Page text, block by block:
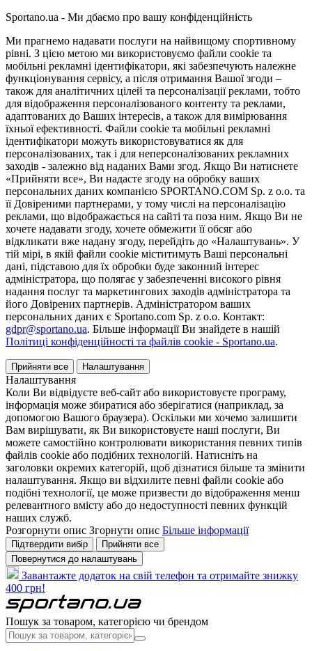
Sportano.ua - Ми дбаємо про вашу конфіденційність
Ми прагнемо надавати послуги на найвищому спортивному
рівні. З цією метою ми використовуємо файли cookie та
мобільні рекламні ідентифікатори, які забезпечують належне
функціонування сервісу, а після отримання Вашої згоди –
також для аналітичних цілей та персоналізації реклами, тобто
для відображення персоналізованого контенту та реклами,
адаптованих до Ваших інтересів, а також для вимірювання
їхньої ефективності. Файли cookie та мобільні рекламні
ідентифікатори можуть використовуватися як для
персоналізованих, так і для неперсоналізованих рекламних
заходів - залежно від наданих Вами згод. Якщо Ви натиснете
«Прийняти все», Ви надасте згоду на обробку ваших
персональних даних компанією SPORTANO.COM Sp. z o.o. та
її Довіреними партнерами, у тому числі на персоналізацію
реклами, що відображається на сайті та поза ним. Якщо Ви не
хочете надавати згоду, хочете обмежити її обсяг або
відкликати вже надану згоду, перейдіть до «Налаштувань». У
тій мірі, в якій файли cookie міститимуть Ваші персональні
дані, підставою для їх обробки буде законний інтерес
адміністратора, що полягає у забезпеченні високого рівня
надання послуг та маркетингових заходів адміністратора та
його Довірених партнерів. Адміністратором ваших
персональних даних є Sportano.com Sp. z o.o. Контакт:
gdpr@sportano.ua. Більше інформації Ви знайдете в нашій
Політиці конфіденційності та файлів cookie - Sportano.ua.
Прийняти все Налаштування
Налаштування
Коли Ви відвідуєте веб-сайт або використовуєте програму,
інформація може збиратися або зберігатися (наприклад, за
допомогою Вашого браузера). Оскільки ми хочемо залишити
Вам вирішувати, як Ви використовуєте наші послуги, Ви
можете самостійно контролювати використання певних типів
файлів cookie або подібних технологій. Натисніть на
заголовки окремих категорій, щоб дізнатися більше та змінити
налаштування. Якщо ви відхилите певні файли cookie або
подібні технології, це може призвести до відображення менш
релевантного вмісту або до недоступності певних функцій
наших служб.
Розгорнути опис Згорнути опис Більше інформації
Підтвердити вибір
Прийняти все
Повернутися до налаштувань
Завантажте додаток на свій телефон та отримайте знижку
400 грн!
Пошук за товаром, категорією чи брендом